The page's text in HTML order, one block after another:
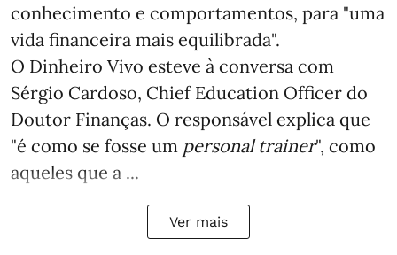
conhecimento e comportamentos, para "uma
vida financeira mais equilibrada".
O Dinheiro Vivo esteve à conversa com
Sérgio Cardoso, Chief Education Officer do
Doutor Finanças. O responsável explica que
"é como se fosse um personal trainer", como
aqueles que a ...
Ver mais